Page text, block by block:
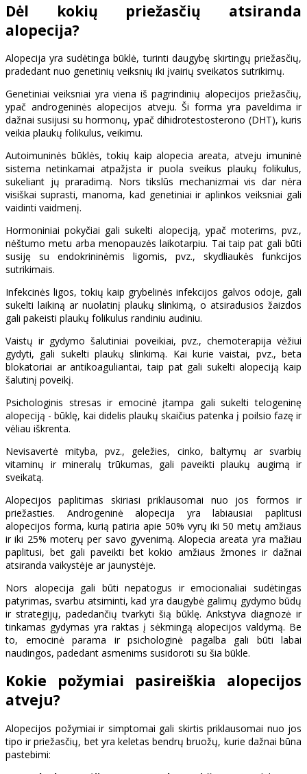
Dėl kokių priežasčių atsiranda
alopecija?
Alopecija yra sudėtinga būklė, turinti daugybę skirtingų priežasčių,
pradedant nuo genetinių veiksnių iki įvairių sveikatos sutrikimų.
Genetiniai veiksniai yra viena iš pagrindinių alopecijos priežasčių,
ypač androgeninės alopecijos atveju. Ši forma yra paveldima ir
dažnai susijusi su hormonų, ypač dihidrotestosterono (DHT), kuris
veikia plaukų folikulus, veikimu.
Autoimuninės būklės, tokių kaip alopecia areata, atveju imuninė
sistema netinkamai atpažįsta ir puola sveikus plaukų folikulus,
sukeliant jų praradimą. Nors tikslūs mechanizmai vis dar nėra
visiškai suprasti, manoma, kad genetiniai ir aplinkos veiksniai gali
vaidinti vaidmenį.
Hormoniniai pokyčiai gali sukelti alopeciją, ypač moterims, pvz.,
nėštumo metu arba menopauzės laikotarpiu. Tai taip pat gali būti
susiję su endokrininėmis ligomis, pvz., skydliaukės funkcijos
sutrikimais.
Infekcinės ligos, tokių kaip grybelinės infekcijos galvos odoje, gali
sukelti laikiną ar nuolatinį plaukų slinkimą, o atsiradusios žaizdos
gali pakeisti plaukų folikulus randiniu audiniu.
Vaistų ir gydymo šalutiniai poveikiai, pvz., chemoterapija vėžiui
gydyti, gali sukelti plaukų slinkimą. Kai kurie vaistai, pvz., beta
blokatoriai ar antikoaguliantai, taip pat gali sukelti alopeciją kaip
šalutinį poveikį.
Psichologinis stresas ir emocinė įtampa gali sukelti telogeninę
alopeciją - būklę, kai didelis plaukų skaičius patenka į poilsio fazę ir
vėliau iškrenta.
Nevisavertė mityba, pvz., geležies, cinko, baltymų ar svarbių
vitaminų ir mineralų trūkumas, gali paveikti plaukų augimą ir
sveikatą.
Alopecijos paplitimas skiriasi priklausomai nuo jos formos ir
priežasties. Androgeninė alopecija yra labiausiai paplitusi
alopecijos forma, kurią patiria apie 50% vyrų iki 50 metų amžiaus
ir iki 25% moterų per savo gyvenimą. Alopecia areata yra mažiau
paplitusi, bet gali paveikti bet kokio amžiaus žmones ir dažnai
atsiranda vaikystėje ar jaunystėje.
Nors alopecija gali būti nepatogus ir emocionaliai sudėtingas
patyrimas, svarbu atsiminti, kad yra daugybė galimų gydymo būdų
ir strategijų, padedančių tvarkyti šią būklę. Ankstyva diagnozė ir
tinkamas gydymas yra raktas į sėkmingą alopecijos valdymą. Be
to, emocinė parama ir psichologinė pagalba gali būti labai
naudingos, padedant asmenims susidoroti su šia būkle.
Kokie požymiai pasireiškia alopecijos
atveju?
Alopecijos požymiai ir simptomai gali skirtis priklausomai nuo jos
tipo ir priežasčių, bet yra keletas bendrų bruožų, kurie dažnai būna
pastebimi: